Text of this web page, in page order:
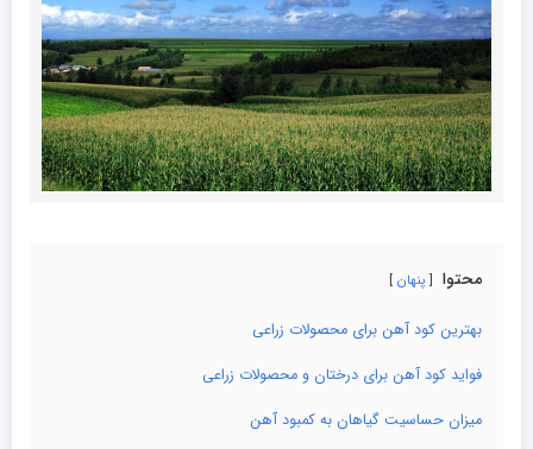
محتوا پنهان
بهترین کود آهن برای محصولات زراعی
فواید کود آهن برای درختان و محصولات زراعی
میزان حساسیت گیاهان به کمبود آهن